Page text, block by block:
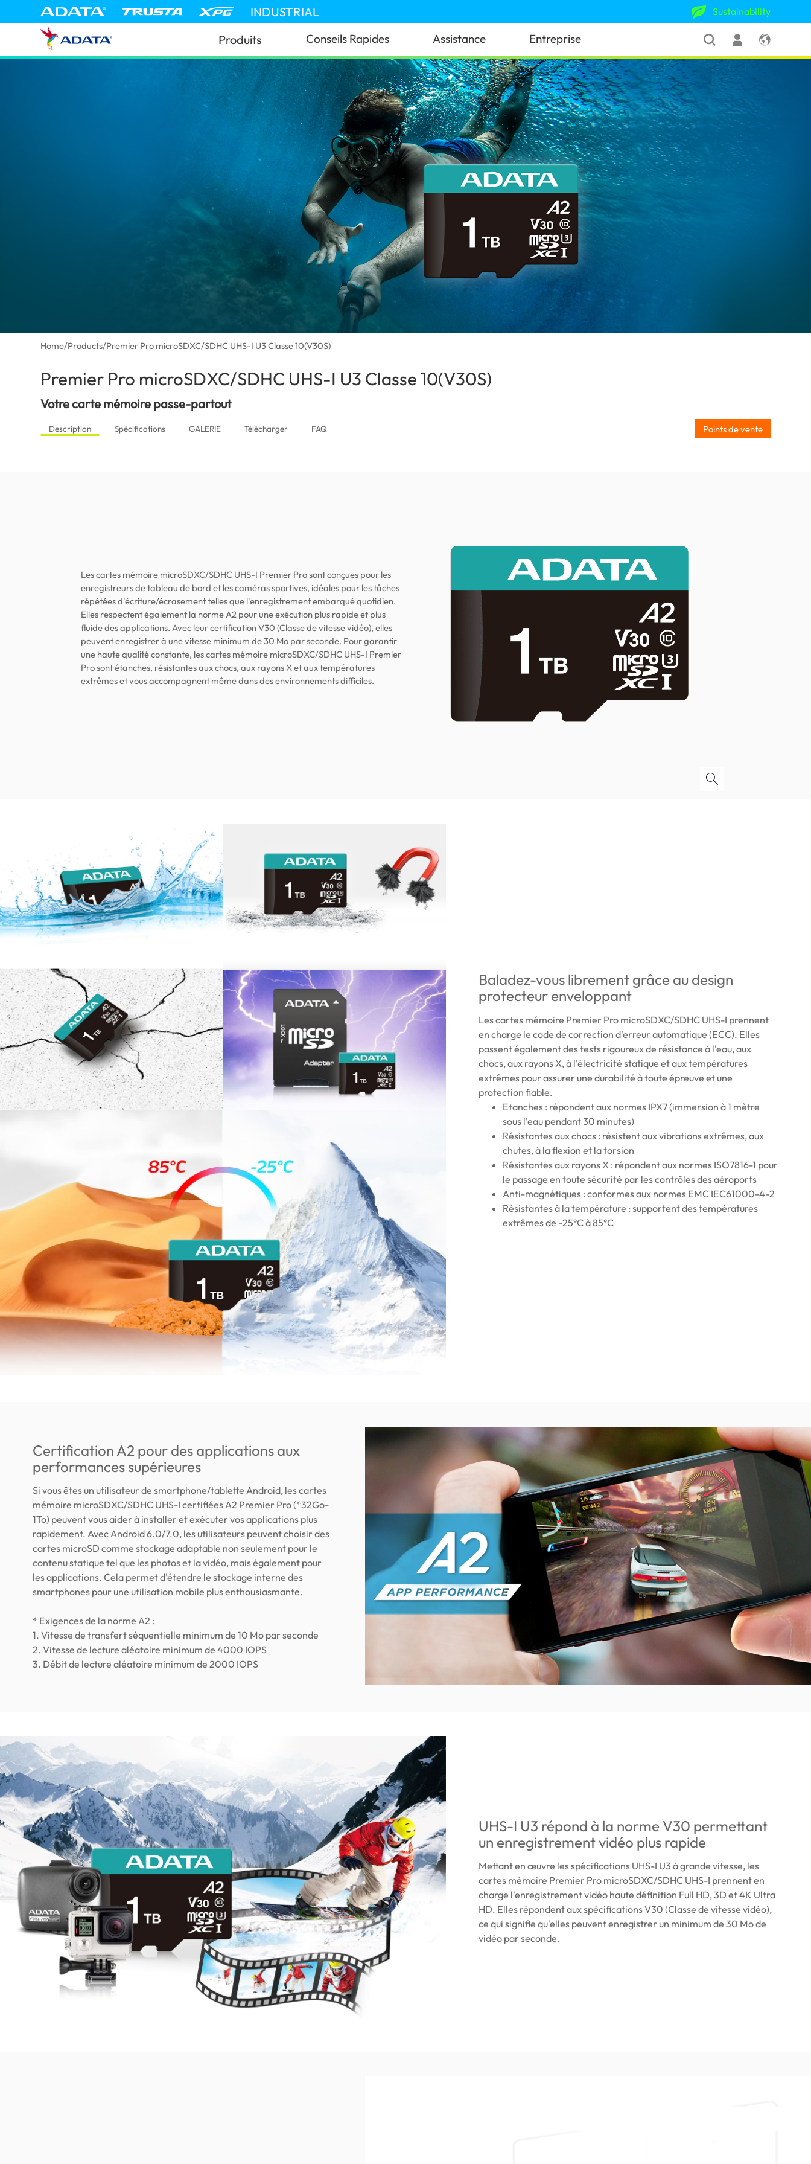
INDUSTRIAL Sustainability
Produits Conseils Rapides Assistance Entreprise
Home/Products/Premier Pro microSDXC/SDHC UHS-I U3 Classe 10(V30S)
Premier Pro microSDXC/SDHC UHS-I U3 Classe 10(V30S)
Votre carte mémoire passe-partout
Description Spécifications GALERIE Télécharger FAQ Points de vente
Les cartes mémoire microSDXC/SDHC UHS-I Premier Pro sont conçues pour les
enregistreurs de tableau de bord et les caméras sportives, idéales pour les tâches
répétées d'écriture/écrasement telles que l'enregistrement embarqué quotidien.
Elles respectent également la norme A2 pour une exécution plus rapide et plus
fluide des applications. Avec leur certification V30 (Classe de vitesse vidéo), elles
peuvent enregistrer à une vitesse minimum de 30 Mo par seconde. Pour garantir
une haute qualité constante, les cartes mémoire microSDXC/SDHC UHS-I Premier
Pro sont étanches, résistantes aux chocs, aux rayons X et aux températures
extrêmes et vous accompagnent même dans des environnements difficiles.
Baladez-vous librement grâce au design
protecteur enveloppant
Les cartes mémoire Premier Pro microSDXC/SDHC UHS-I prennent
en charge le code de correction d'erreur automatique (ECC). Elles
passent également des tests rigoureux de résistance à l'eau, aux
chocs, aux rayons X, à l'électricité statique et aux températures
extrêmes pour assurer une durabilité à toute épreuve et une
protection fiable.
Etanches : répondent aux normes IPX7 (immersion à 1 mètre
sous l'eau pendant 30 minutes)
Résistantes aux chocs : résistent aux vibrations extrêmes, aux
chutes, à la flexion et la torsion
Résistantes aux rayons X : répondent aux normes ISO7816-1 pour
le passage en toute sécurité par les contrôles des aéroports
Anti-magnétiques : conformes aux normes EMC IEC61000-4-2
Résistantes à la température : supportent des températures
extrêmes de -25°C à 85°C
Certification A2 pour des applications aux
performances supérieures
Si vous êtes un utilisateur de smartphone/tablette Android, les cartes
mémoire microSDXC/SDHC UHS-I certifiées A2 Premier Pro (*32Go-
1To) peuvent vous aider à installer et exécuter vos applications plus
rapidement. Avec Android 6.0/7.0, les utilisateurs peuvent choisir des
cartes microSD comme stockage adaptable non seulement pour le
contenu statique tel que les photos et la vidéo, mais également pour
les applications. Cela permet d'étendre le stockage interne des
smartphones pour une utilisation mobile plus enthousiasmante.
* Exigences de la norme A2 :
1. Vitesse de transfert séquentielle minimum de 10 Mo par seconde
2. Vitesse de lecture aléatoire minimum de 4000 IOPS
3. Débit de lecture aléatoire minimum de 2000 IOPS
UHS-I U3 répond à la norme V30 permettant
un enregistrement vidéo plus rapide
Mettant en œuvre les spécifications UHS-I U3 à grande vitesse, les
cartes mémoire Premier Pro microSDXC/SDHC UHS-I prennent en
charge l'enregistrement vidéo haute définition Full HD, 3D et 4K Ultra
HD. Elles répondent aux spécifications V30 (Classe de vitesse vidéo),
ce qui signifie qu'elles peuvent enregistrer un minimum de 30 Mo de
vidéo par seconde.